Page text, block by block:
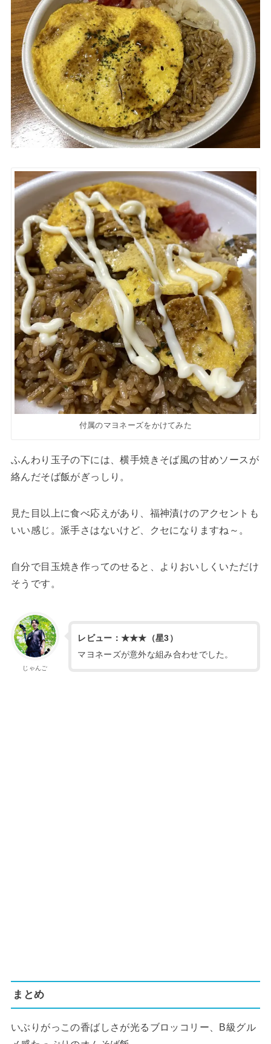
付属のマヨネーズをかけてみた
ふんわり玉子の下には、横手焼きそば風の甘めソースが
絡んだそば飯がぎっしり。
見た目以上に食べ応えがあり、福神漬けのアクセントも
いい感じ。派手さはないけど、クセになりますね～。
自分で目玉焼き作ってのせると、よりおいしくいただけ
そうです。
じゃんご
レビュー：★★★（星3）
マヨネーズが意外な組み合わせでした。
まとめ
いぶりがっこの香ばしさが光るブロッコリー、B級グル